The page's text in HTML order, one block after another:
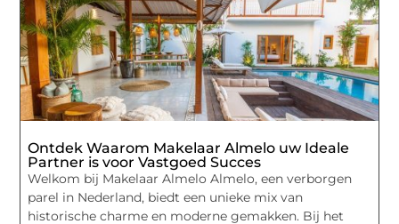
Ontdek Waarom Makelaar Almelo uw Ideale
Partner is voor Vastgoed Succes
Welkom bij Makelaar Almelo Almelo, een verborgen
parel in Nederland, biedt een unieke mix van
historische charme en moderne gemakken. Bij het